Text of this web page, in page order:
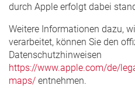
durch Apple erfolgt dabei
Weitere Informationen dazu,
verarbeitet, können Sie den
Datenschutzhinweisen
https://www.apple.com/de/
maps/ entnehmen.